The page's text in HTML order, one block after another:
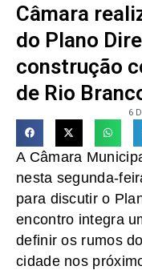
Câmara
do Plano
construção
de Rio
6
A Câmara
nesta segunda-
para discutir o
encontro integra
definir os rumos
cidade nos